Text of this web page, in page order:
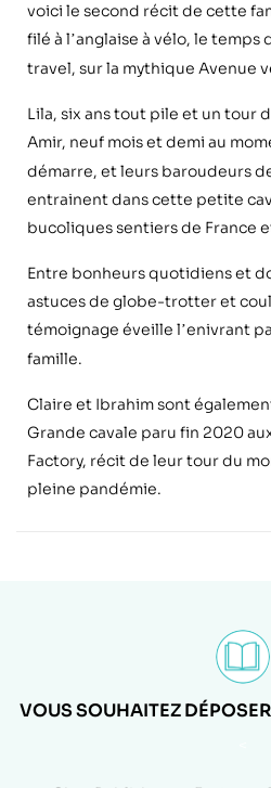
voici le second récit de cette
filé à l’anglaise à vélo, le temps
travel, sur la mythique Avenue
Lila, six ans tout pile et un tour
Amir, neuf mois et demi au
démarre, et leurs baroudeurs
entrainent dans cette petite
bucoliques sentiers de France
Entre bonheurs quotidiens et
astuces de globe-trotter et
témoignage éveille l’enivrant
famille.
Claire et Ibrahim sont
Grande cavale paru fin 2020
Factory, récit de leur tour du
pleine pandémie.
VOUS SOUHAITEZ